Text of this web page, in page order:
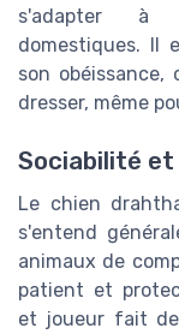
s'adapter à
domestiques. Il
son
dresser, même
Sociabilité
Le chien
s'entend
animaux de
patient et
et joueur fait